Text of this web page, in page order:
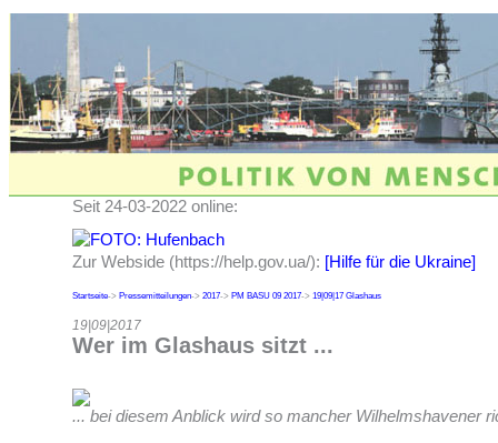
Seit 24-03-2022 online:
Zur Webside (https://help.gov.ua/): [Hilfe für die Ukraine]
Startseite-> Pressemitteilungen-> 2017-> PM BASU 09 2017-> 19|09|17 Glashaus
19|09|2017
Wer im Glashaus sitzt ...
... bei diesem Anblick wird so mancher Wilhelmshavener